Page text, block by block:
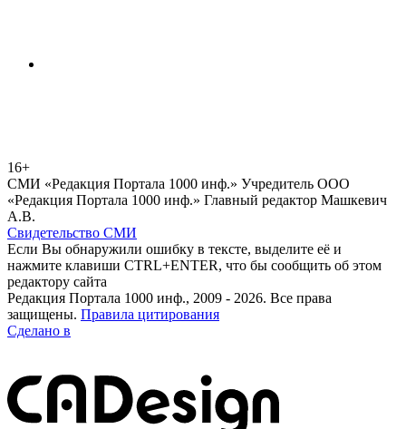
16+
СМИ «Редакция Портала 1000 инф.» Учредитель ООО
«Редакция Портала 1000 инф.» Главный редактор Машкевич
А.В.
Свидетельство СМИ
Если Вы обнаружили ошибку в тексте, выделите её и
нажмите клавиши CTRL+ENTER, что бы сообщить об этом
редактору сайта
Редакция Портала 1000 инф., 2009 - 2026. Все права
защищены. Правила цитирования
Сделано в